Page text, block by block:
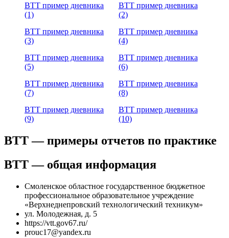
ВТТ пример дневника
(1)
ВТТ пример дневника
(2)
ВТТ пример дневника
(3)
ВТТ пример дневника
(4)
ВТТ пример дневника
(5)
ВТТ пример дневника
(6)
ВТТ пример дневника
(7)
ВТТ пример дневника
(8)
ВТТ пример дневника
(9)
ВТТ пример дневника
(10)
ВТТ — примеры отчетов по практике
ВТТ — общая информация
Смоленское областное государственное бюджетное
профессиональное образовательное учреждение
«Верхнеднепровский технологический техникум»
ул. Молодежная, д. 5
https://vtt.gov67.ru/
prouc17@yandex.ru